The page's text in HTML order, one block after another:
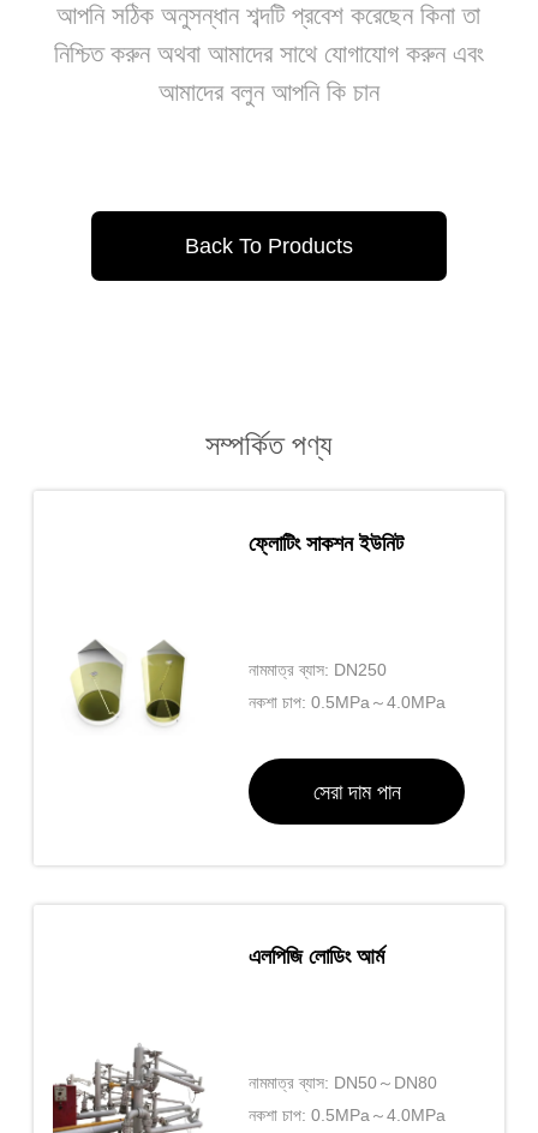
আপনি সঠিক অনুসন্ধান শব্দটি প্রবেশ করেছেন কিনা তা
নিশ্চিত করুন অথবা আমাদের সাথে যোগাযোগ করুন এবং
আমাদের বলুন আপনি কি চান
Back To Products
সম্পর্কিত পণ্য
ফ্লোটিং সাকশন ইউনিট
নামমাত্র ব্যাস: DN250
নকশা চাপ: 0.5MPa～4.0MPa
সেরা দাম পান
এলপিজি লোডিং আর্ম
নামমাত্র ব্যাস: DN50～DN80
নকশা চাপ: 0.5MPa～4.0MPa